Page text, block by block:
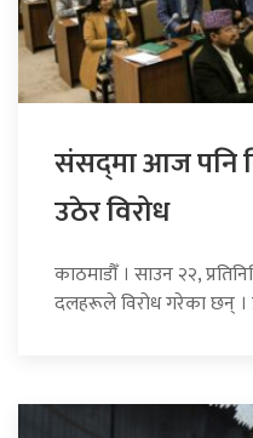
संसद्‍मा आज पनि
उठेर विरोध
काठमाडौँ । साउन २२,
दलहरूले विरोध गरेका छन् ।